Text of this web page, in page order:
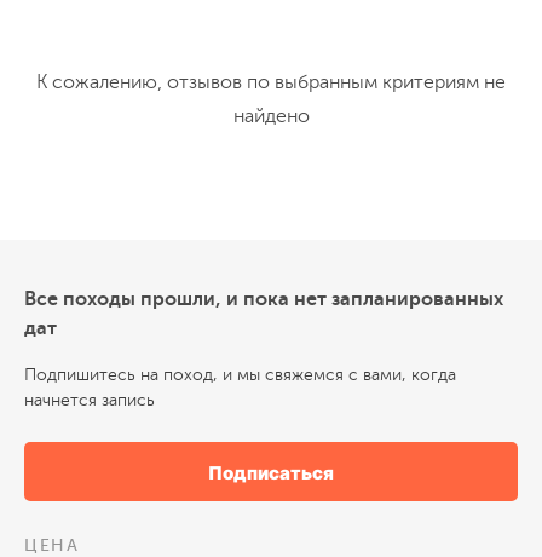
К сожалению, отзывов по выбранным критериям не
найдено
Все походы прошли, и пока нет запланированных
дат
Подпишитесь на поход, и мы свяжемся с вами, когда
начнется запись
Подписаться
ЦЕНА